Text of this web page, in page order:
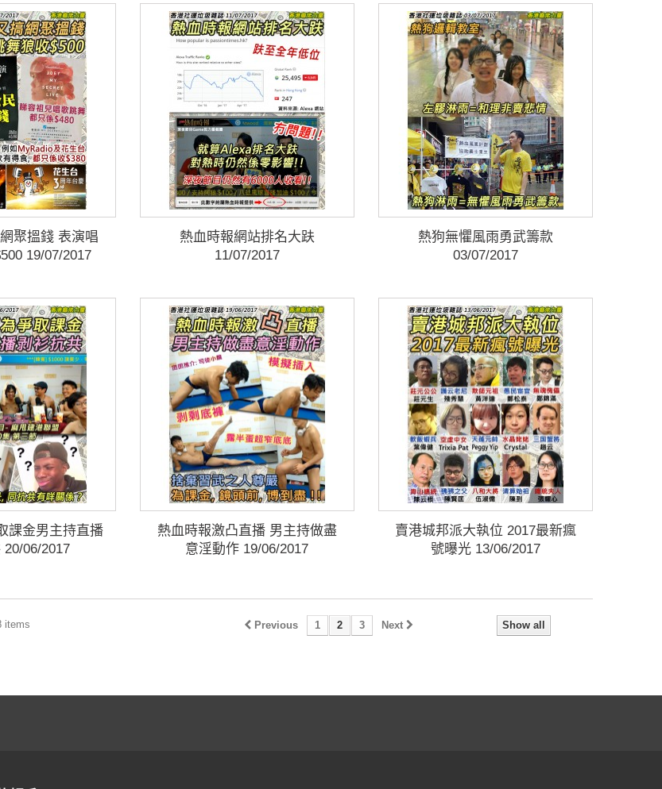
聚搵錢 表演唱
19/07/2017
熱血時報網站排名大趺
11/07/2017
熱狗無懼風雨勇武籌款
03/07/2017
課金男主持直播
20/06/2017
熱血時報激凸直播 男主持做盡
意淫動作 19/06/2017
賣港城邦派大執位 2017最新瘋
號曝光 13/06/2017
Show all
Previous 1 2 3 Next
items